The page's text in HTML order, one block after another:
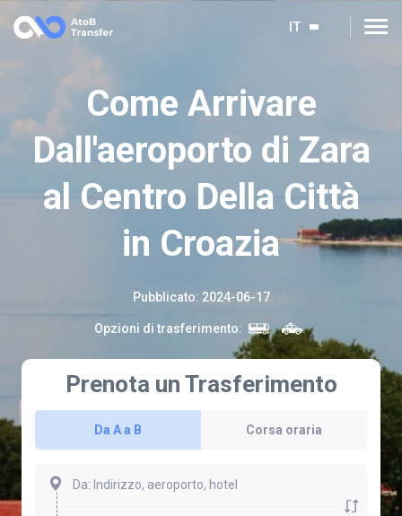
IT
Come Arrivare
Dall'aeroporto di Zara
al Centro Della Città
in Croazia
Pubblicato: 2024-06-17
Opzioni di trasferimento:
Prenota un Trasferimento
Da A a B Corsa oraria